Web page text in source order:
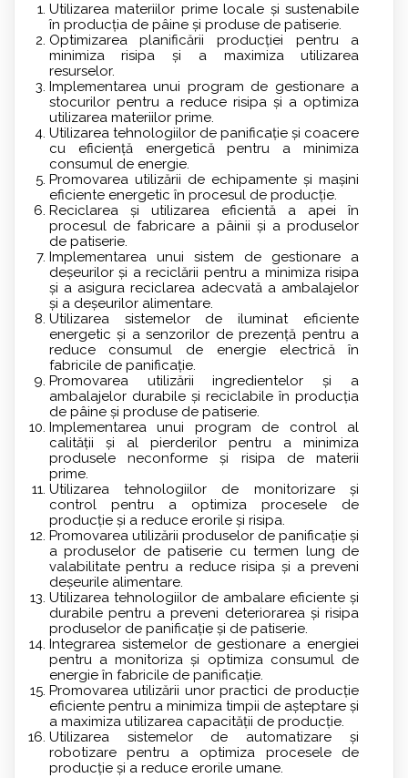
Utilizarea materiilor prime locale și sustenabile
în producția de pâine și produse de patiserie.
Optimizarea planificării producției pentru a
minimiza risipa și a maximiza utilizarea
resurselor.
Implementarea unui program de gestionare a
stocurilor pentru a reduce risipa și a optimiza
utilizarea materiilor prime.
Utilizarea tehnologiilor de panificație și coacere
cu eficiență energetică pentru a minimiza
consumul de energie.
Promovarea utilizării de echipamente și mașini
eficiente energetic în procesul de producție.
Reciclarea și utilizarea eficientă a apei în
procesul de fabricare a pâinii și a produselor
de patiserie.
Implementarea unui sistem de gestionare a
deșeurilor și a reciclării pentru a minimiza risipa
și a asigura reciclarea adecvată a ambalajelor
și a deșeurilor alimentare.
Utilizarea sistemelor de iluminat eficiente
energetic și a senzorilor de prezență pentru a
reduce consumul de energie electrică în
fabricile de panificație.
Promovarea utilizării ingredientelor și a
ambalajelor durabile și reciclabile în producția
de pâine și produse de patiserie.
Implementarea unui program de control al
calității și al pierderilor pentru a minimiza
produsele neconforme și risipa de materii
prime.
Utilizarea tehnologiilor de monitorizare și
control pentru a optimiza procesele de
producție și a reduce erorile și risipa.
Promovarea utilizării produselor de panificație și
a produselor de patiserie cu termen lung de
valabilitate pentru a reduce risipa și a preveni
deșeurile alimentare.
Utilizarea tehnologiilor de ambalare eficiente și
durabile pentru a preveni deteriorarea și risipa
produselor de panificație și de patiserie.
Integrarea sistemelor de gestionare a energiei
pentru a monitoriza și optimiza consumul de
energie în fabricile de panificație.
Promovarea utilizării unor practici de producție
eficiente pentru a minimiza timpii de așteptare și
a maximiza utilizarea capacității de producție.
Utilizarea sistemelor de automatizare și
robotizare pentru a optimiza procesele de
producție și a reduce erorile umane.